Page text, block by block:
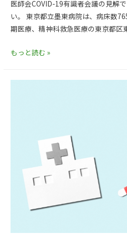
医師会COVID-19有識者会議の見解
い。 東京都立墨東病院は、病床数
期医療、精神科救急医療の東京都区
もっと読む »